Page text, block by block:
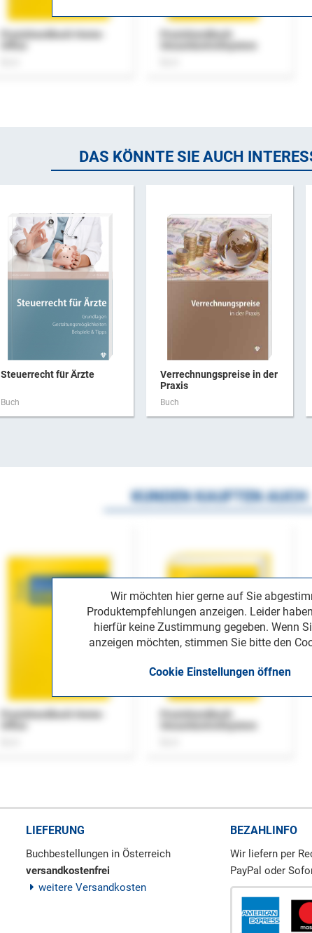
Praxishandbuch Home-
Praxishandbuch
DAS KÖNNTE SIE AUCH
Steuerrecht für Ärzte
Buch
Verrechnungspreise in der
Praxis
Buch
Wir möchten hier gerne auf Sie
Produktempfehlungen anzeigen. Leider
hierfür keine Zustimmung gegeben. Wenn
anzeigen möchten, stimmen Sie bitte den
Cookie Einstellungen öffnen
KUNDEN KAUFTEN AUCH
Praxishandbuch Home-
Praxishandbuch
LIEFERUNG
Buchbestellungen in Österreich
versandkostenfrei
weitere Versandkosten
BEZAHLINFO
Wir liefern per
PayPal oder